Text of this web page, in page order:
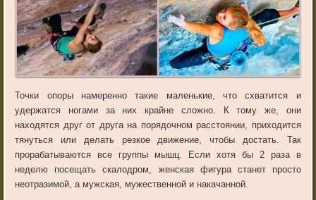
Точки опоры намеренно такие маленькие, что схватится и
удержатся ногами за них крайне сложно. К тому же, они
находятся друг от друга на порядочном расстоянии, приходится
тянуться или делать резкое движение, чтобы достать. Так
прорабатываются все группы мышц. Если хотя бы 2 раза в
неделю посещать скалодром, женская фигура станет просто
неотразимой, а мужская, мужественной и накачанной.